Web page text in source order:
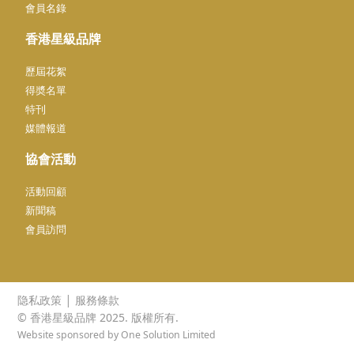
會員名錄
香港星級品牌
歷屆花絮
得奬名單
特刊
媒體報道
協會活動
活動回顧
新聞稿
會員訪問
隐私政策 | 服務條款
© 香港星級品牌 2025. 版權所有.
Website sponsored by One Solution Limited